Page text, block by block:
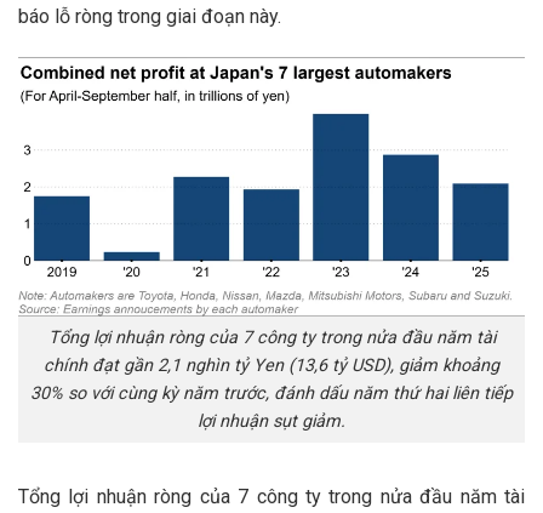
báo lỗ ròng trong giai đoạn này.
Tổng lợi nhuận ròng của 7 công ty trong nửa đầu năm tài
chính đạt gần 2,1 nghìn tỷ Yen (13,6 tỷ USD), giảm khoảng
30% so với cùng kỳ năm trước, đánh dấu năm thứ hai liên tiếp
lợi nhuận sụt giảm.
Tổng lợi nhuận ròng của 7 công ty trong nửa đầu năm tài